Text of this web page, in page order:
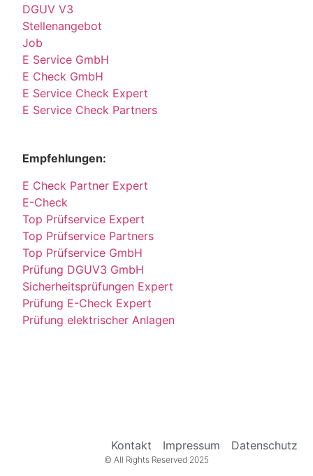
DGUV V3
Stellenangebot
Job
E Service GmbH
E Check GmbH
E Service Check Expert
E Service Check Partners
Empfehlungen:
E Check Partner Expert
E-Check
Top Prüfservice Expert
Top Prüfservice Partners
Top Prüfservice GmbH
Prüfung DGUV3 GmbH
Sicherheitsprüfungen Expert
Prüfung E-Check Expert
Prüfung elektrischer Anlagen
Kontakt Impressum Datenschutz
© All Rights Reserved 2025